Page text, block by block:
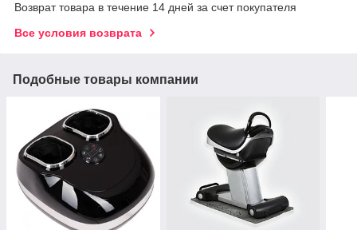
Возврат товара в течение 14 дней за счет покупателя
Все условия возврата
Подобные товары компании